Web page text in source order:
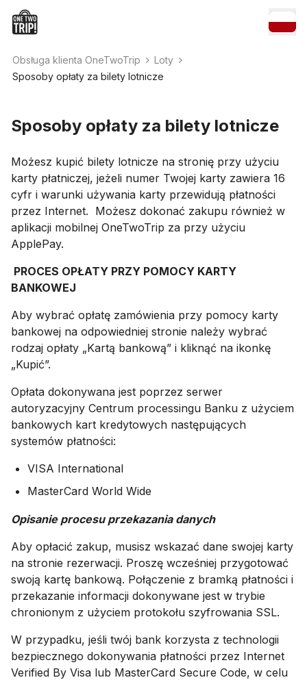
Obsługa klienta OneTwoTrip
Loty
Sposoby opłaty za bilety lotnicze
Sposoby opłaty za bilety lotnicze
Możesz kupić bilety lotnicze na stronię przy użyciu
karty płatniczej, jeżeli numer Twojej karty zawiera 16
cyfr i warunki używania karty przewidują płatności
przez Internet. Możesz dokonać zakupu również w
aplikacji mobilnej OneTwoTrip za przy użyciu
ApplePay.
PROCES OPŁATY PRZY POMOCY KARTY
BANKOWEJ
Aby wybrać opłatę zamówienia przy pomocy karty
bankowej na odpowiedniej stronie należy wybrać
rodzaj opłaty „Kartą bankową” i kliknąć na ikonkę
„Kupić”.
Opłata dokonywana jest poprzez serwer
autoryzacyjny Centrum processingu Banku z użyciem
bankowych kart kredytowych następujących
systemów płatności:
VISA International
MasterCard World Wide
Opisanie procesu przekazania danych
Aby opłacić zakup, musisz wskazać dane swojej karty
na stronie rezerwacji. Proszę wcześniej przygotować
swoją kartę bankową. Połączenie z bramką płatności i
przekazanie informacji dokonywane jest w trybie
chronionym z użyciem protokołu szyfrowania SSL.
W przypadku, jeśli twój bank korzysta z technologii
bezpiecznego dokonywania płatności przez Internet
Verified By Visa lub MasterCard Secure Code, w celu